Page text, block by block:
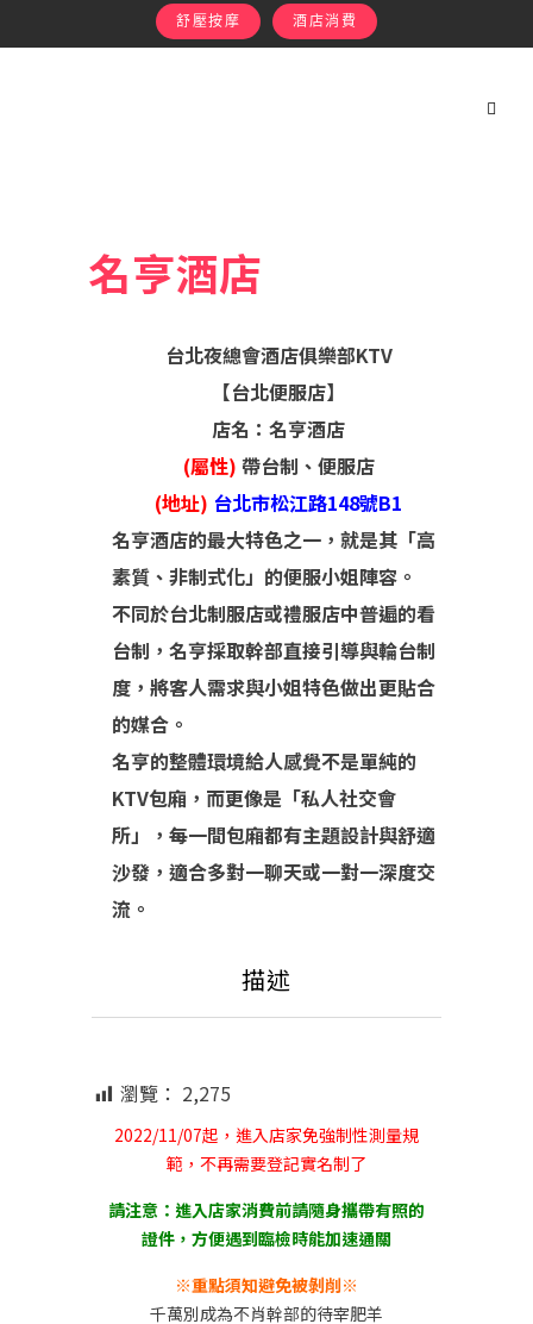
舒壓按摩 酒店消費
名亨酒店
台北夜總會酒店俱樂部KTV
【台北便服店】
店名：名亨酒店
(屬性) 帶台制、便服店
(地址) 台北市松江路148號B1
名亨酒店的最大特色之一，就是其「高
素質、非制式化」的便服小姐陣容。
不同於台北制服店或禮服店中普遍的看
台制，名亨採取幹部直接引導與輪台制
度，將客人需求與小姐特色做出更貼合
的媒合。
名亨的整體環境給人感覺不是單純的
KTV包廂，而更像是「私人社交會
所」，每一間包廂都有主題設計與舒適
沙發，適合多對一聊天或一對一深度交
流。
描述
瀏覽： 2,275
2022/11/07起，進入店家免強制性測量規
範，不再需要登記實名制了
請注意：進入店家消費前請隨身攜帶有照的
證件，方便遇到臨檢時能加速通關
※重點須知避免被剝削※
千萬別成為不肖幹部的待宰肥羊